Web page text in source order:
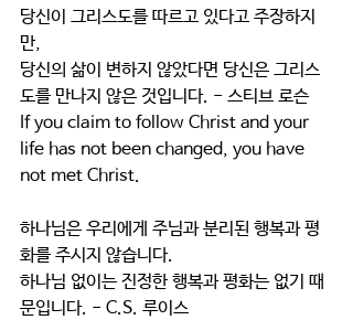
당신이 그리스도를 따르고 있다고 주장하지
만,
당신의 삶이 변하지 않았다면 당신은 그리스
도를 만나지 않은 것입니다. - 스티브 로슨
If you claim to follow Christ and your
life has not been changed, you have
not met Christ.
하나님은 우리에게 주님과 분리된 행복과 평
화를 주시지 않습니다.
하나님 없이는 진정한 행복과 평화는 없기 때
문입니다. - C.S. 루이스